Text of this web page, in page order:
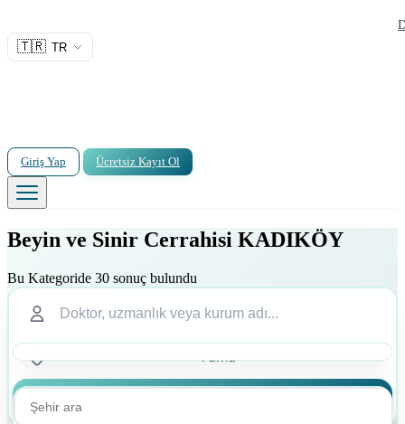
🇹🇷 TR
Giriş Yap Ücretsiz Kayıt Ol
Beyin ve Sinir Cerrahisi KADIKÖY
Bu Kategoride 30 sonuç bulundu